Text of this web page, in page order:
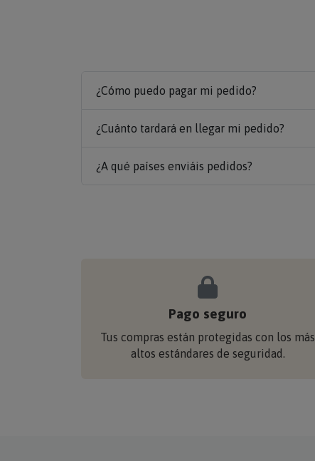
¿Cómo puedo pagar mi pedido?
¿Cuánto tardará en llegar mi pedido?
¿A qué países enviáis pedidos?
Pago seguro
Tus compras están protegidas con los más
altos estándares de seguridad.